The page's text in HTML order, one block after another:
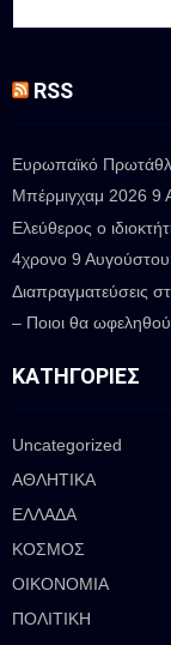
RSS
Ευρωπαϊκό
Μπέρμιγχαμ 2026 9
Ελεύθερος ο
4χρονο 9
Διαπραγματεύσεις
– Ποιοι θα
ΚΑΤΗΓΟΡΊΕΣ
Uncategorized
ΑΘΛΗΤΙΚΑ
ΕΛΛΑΔΑ
ΚΟΣΜΟΣ
ΟΙΚΟΝΟΜΙΑ
ΠΟΛΙΤΙΚΗ